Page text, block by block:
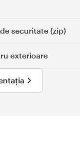
securitate (zip)
exterioare